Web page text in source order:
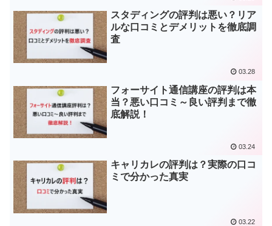
スタディングの評判は悪い？リア
ルな口コミとデメリットを徹底調
査
03.28
フォーサイト通信講座の評判は本
当？悪い口コミ～良い評判まで徹
底解説！
03.24
キャリカレの評判は？実際の口コ
ミで分かった真実
03.22